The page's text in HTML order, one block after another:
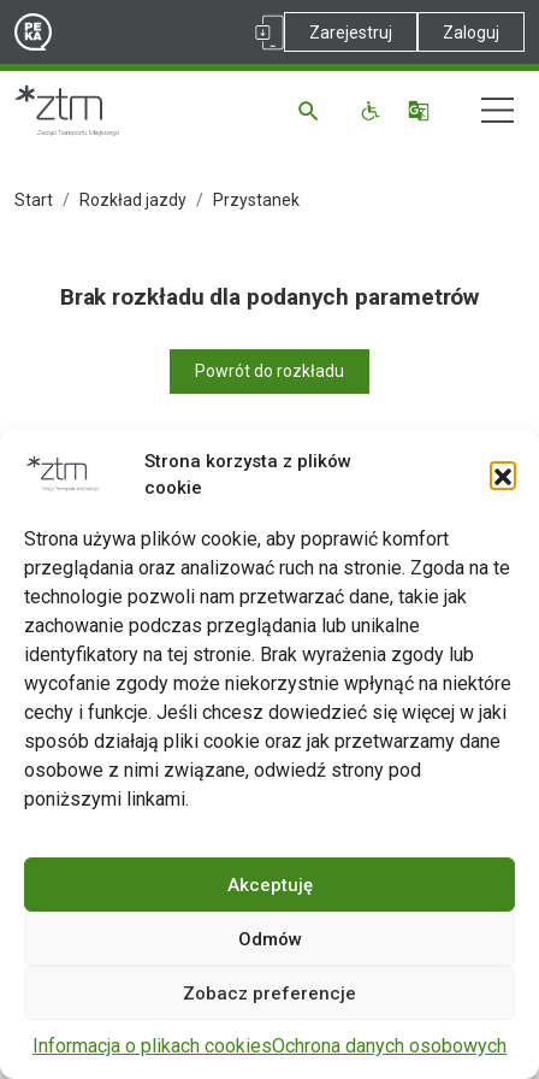
Strona korzysta z plików
cookie
Strona używa plików cookie, aby poprawić komfort
przeglądania oraz analizować ruch na stronie. Zgoda na te
technologie pozwoli nam przetwarzać dane, takie jak
zachowanie podczas przeglądania lub unikalne
identyfikatory na tej stronie. Brak wyrażenia zgody lub
wycofanie zgody może niekorzystnie wpłynąć na niektóre
cechy i funkcje. Jeśli chcesz dowiedzieć się więcej w jaki
sposób działają pliki cookie oraz jak przetwarzamy dane
osobowe z nimi związane, odwiedź strony pod
poniższymi linkami.
Akceptuję
Odmów
Zobacz preferencje
Informacja o plikach cookiesOchrona danych osobowych
Zarejestruj Zaloguj
Start Rozkład jazdy Przystanek
Brak rozkładu dla podanych parametrów
Powrót do rozkładu
Zarząd Transportu Miejskiego w Poznaniu
Napisz do nas
tel. 61 646 33 44
ul. Matejki 59, 60-770 Poznań
zastrzeżone.